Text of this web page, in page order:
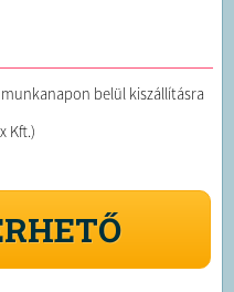
belül kiszállításra
Kft.)